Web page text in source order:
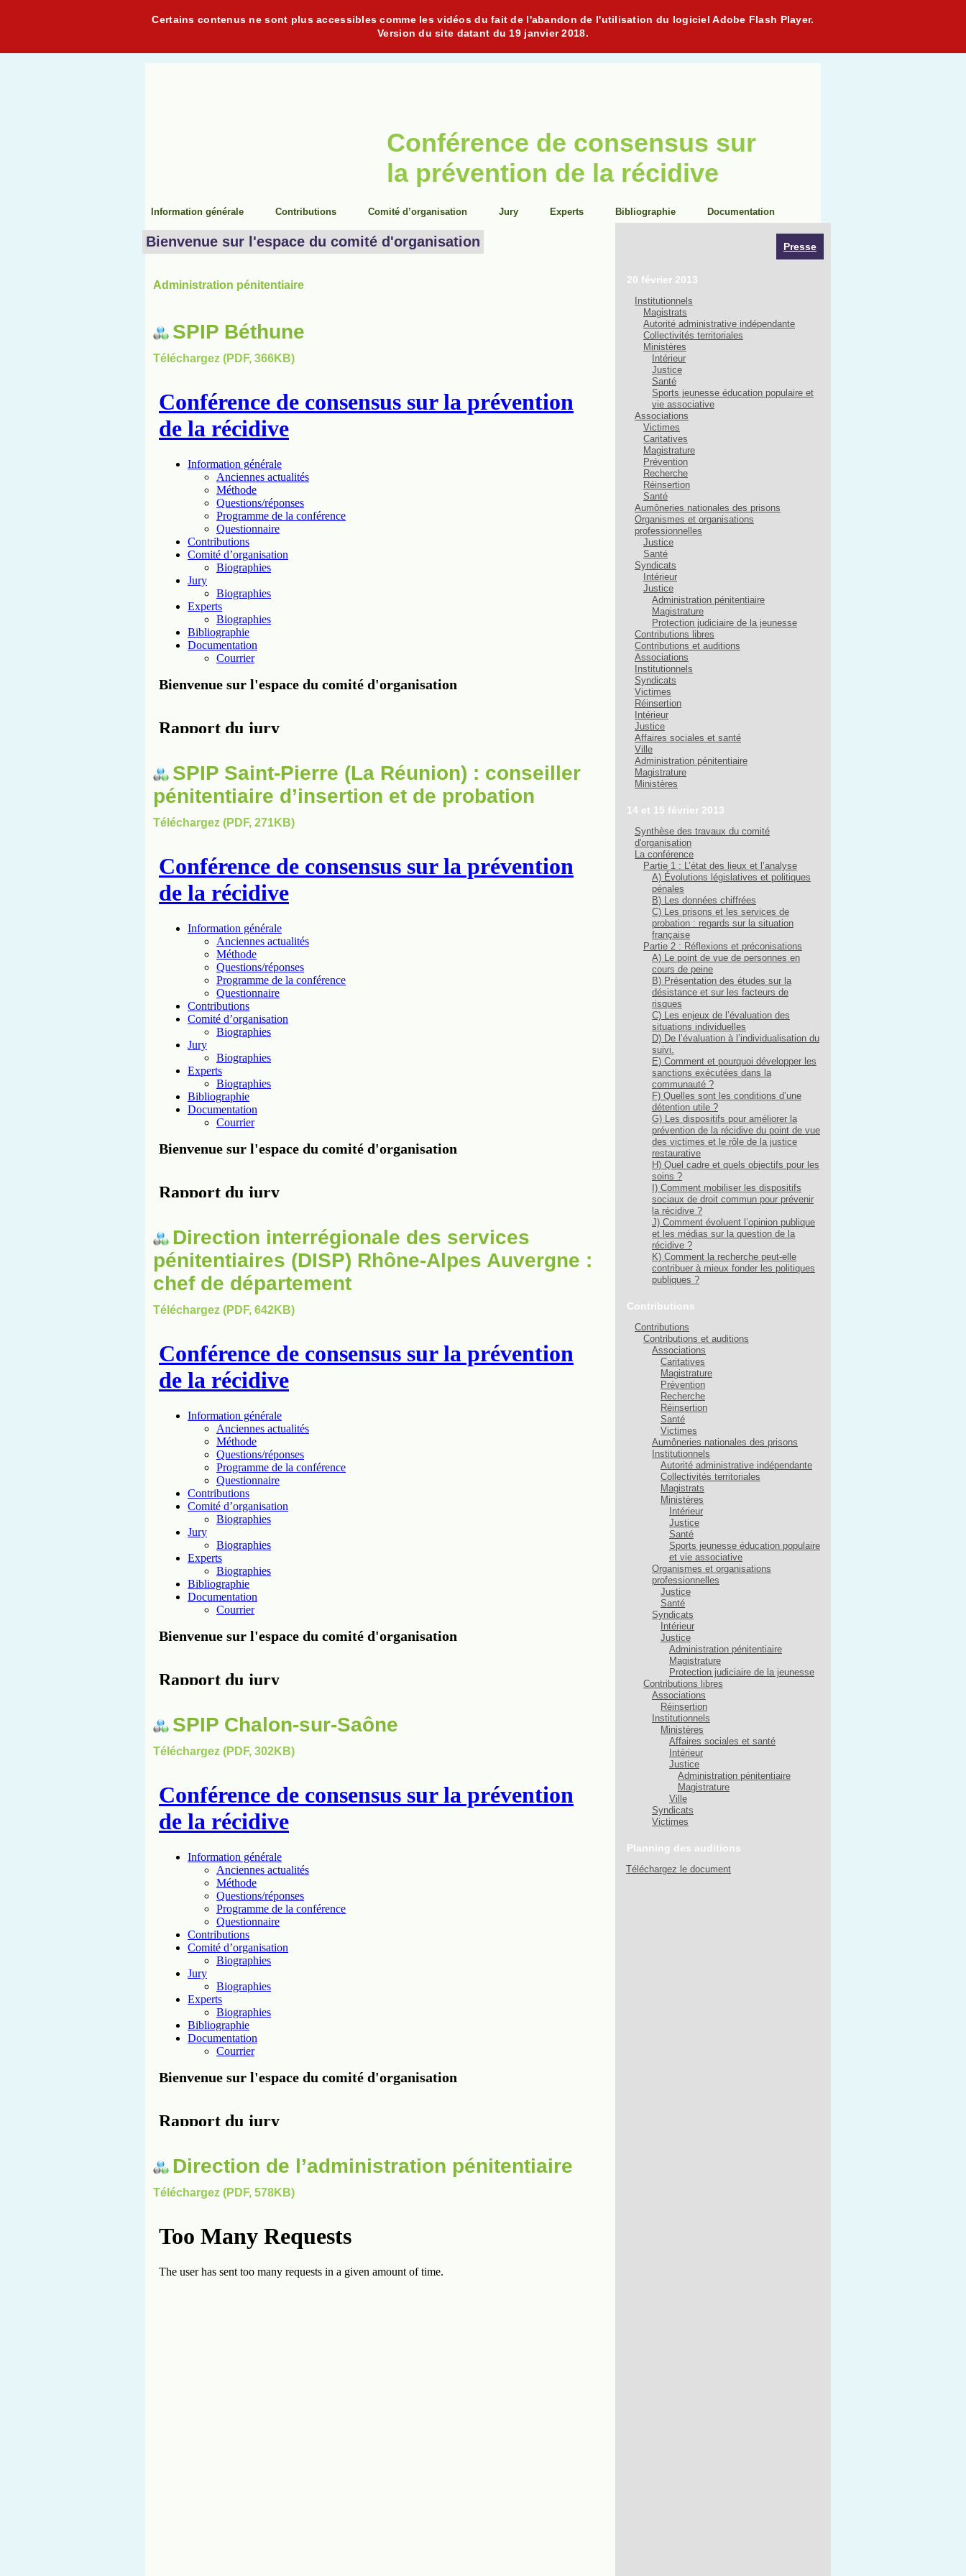
Certains contenus ne sont plus accessibles comme les vidéos du fait de l'abandon de l'utilisation du logiciel Adobe Flash Player.
Version du site datant du 19 janvier 2018.
Conférence de consensus sur
la prévention de la récidive
Information générale Contributions Comité d’organisation Jury Experts Bibliographie Documentation
Bienvenue sur l'espace du comité d'organisation
Administration pénitentiaire
SPIP Béthune
Téléchargez (PDF, 366KB)
SPIP Saint-Pierre (La Réunion) : conseiller
pénitentiaire d’insertion et de probation
Téléchargez (PDF, 271KB)
Direction interrégionale des services
pénitentiaires (DISP) Rhône-Alpes Auvergne :
chef de département
Téléchargez (PDF, 642KB)
SPIP Chalon-sur-Saône
Téléchargez (PDF, 302KB)
Direction de l’administration pénitentiaire
Téléchargez (PDF, 578KB)
Presse
20 février 2013
Institutionnels
Magistrats
Autorité administrative indépendante
Collectivités territoriales
Ministères
Intérieur
Justice
Santé
Sports jeunesse éducation populaire et
vie associative
Associations
Victimes
Caritatives
Magistrature
Prévention
Recherche
Réinsertion
Santé
Aumôneries nationales des prisons
Organismes et organisations
professionnelles
Justice
Santé
Syndicats
Intérieur
Justice
Administration pénitentiaire
Magistrature
Protection judiciaire de la jeunesse
Contributions libres
Contributions et auditions
Associations
Institutionnels
Syndicats
Victimes
Réinsertion
Intérieur
Justice
Affaires sociales et santé
Ville
Administration pénitentiaire
Magistrature
Ministères
14 et 15 février 2013
Synthèse des travaux du comité
d'organisation
La conférence
Partie 1 : L’état des lieux et l’analyse
A) Évolutions législatives et politiques
pénales
B) Les données chiffrées
C) Les prisons et les services de
probation : regards sur la situation
française
Partie 2 : Réflexions et préconisations
A) Le point de vue de personnes en
cours de peine
B) Présentation des études sur la
désistance et sur les facteurs de
risques
C) Les enjeux de l’évaluation des
situations individuelles
D) De l’évaluation à l’individualisation du
suivi.
E) Comment et pourquoi développer les
sanctions exécutées dans la
communauté ?
F) Quelles sont les conditions d’une
détention utile ?
G) Les dispositifs pour améliorer la
prévention de la récidive du point de vue
des victimes et le rôle de la justice
restaurative
H) Quel cadre et quels objectifs pour les
soins ?
I) Comment mobiliser les dispositifs
sociaux de droit commun pour prévenir
la récidive ?
J) Comment évoluent l’opinion publique
et les médias sur la question de la
récidive ?
K) Comment la recherche peut-elle
contribuer à mieux fonder les politiques
publiques ?
Contributions
Contributions
Contributions et auditions
Associations
Caritatives
Magistrature
Prévention
Recherche
Réinsertion
Santé
Victimes
Aumôneries nationales des prisons
Institutionnels
Autorité administrative indépendante
Collectivités territoriales
Magistrats
Ministères
Intérieur
Justice
Santé
Sports jeunesse éducation populaire
et vie associative
Organismes et organisations
professionnelles
Justice
Santé
Syndicats
Intérieur
Justice
Administration pénitentiaire
Magistrature
Protection judiciaire de la jeunesse
Contributions libres
Associations
Réinsertion
Institutionnels
Ministères
Affaires sociales et santé
Intérieur
Justice
Administration pénitentiaire
Magistrature
Ville
Syndicats
Victimes
Planning des auditions
Téléchargez le document